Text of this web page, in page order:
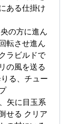
ある仕掛け
の方に進ん
転させ進ん
ラビルドで
の風を送る
る、チュー
矢に目玉系
せる クリア